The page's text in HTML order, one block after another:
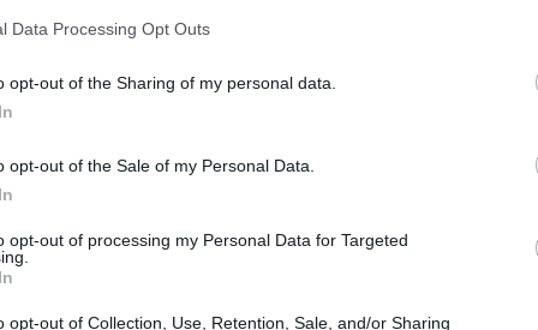
Data Processing Opt Outs
opt-out of the Sharing of my personal data.
opt-out of the Sale of my Personal Data.
opt-out of processing my Personal Data for Targeted
opt-out of Collection, Use, Retention, Sale, and/or Sharing
le potenziali strategie di mercato della Juventus
squadra.
ha bisogno di rinforzi in diverse aree. La
nelle ultime stagioni. L’arrivo di un difensore
solidità e sicurezza. Inoltre, il centrocampo
di gioco e di supportare l’attacco. Infine, un